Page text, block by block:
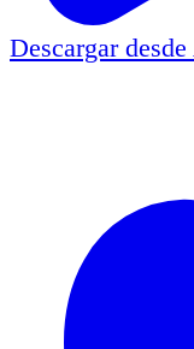
Descargar desde